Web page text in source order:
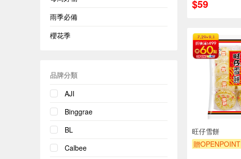
雨季必備
櫻花季
品牌分類
AJI
Binggrae
BL
Calbee
$59
旺仔雪餅
贈OPENPOINT